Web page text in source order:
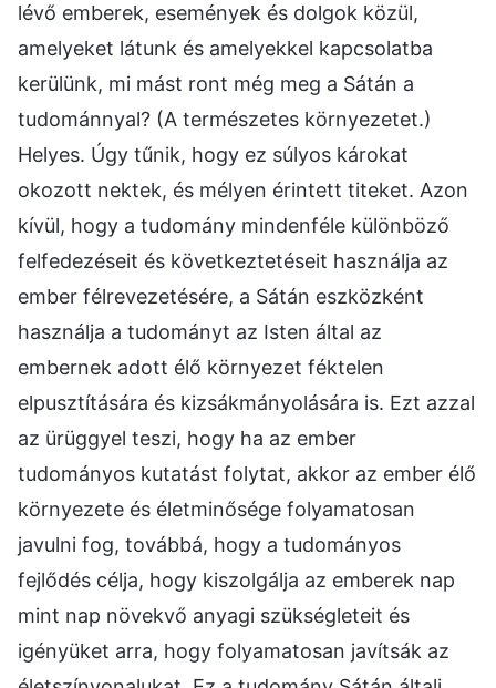
lévő emberek, események és dolgok közül,
amelyeket látunk és amelyekkel kapcsolatba
kerülünk, mi mást ront még meg a Sátán a
tudománnyal? (A természetes környezetet.)
Helyes. Úgy tűnik, hogy ez súlyos károkat
okozott nektek, és mélyen érintett titeket. Azon
kívül, hogy a tudomány mindenféle különböző
felfedezéseit és következtetéseit használja az
ember félrevezetésére, a Sátán eszközként
használja a tudományt az Isten által az
embernek adott élő környezet féktelen
elpusztítására és kizsákmányolására is. Ezt azzal
az ürüggyel teszi, hogy ha az ember
tudományos kutatást folytat, akkor az ember élő
környezete és életminősége folyamatosan
javulni fog, továbbá, hogy a tudományos
fejlődés célja, hogy kiszolgálja az emberek nap
mint nap növekvő anyagi szükségleteit és
igényüket arra, hogy folyamatosan javítsák az